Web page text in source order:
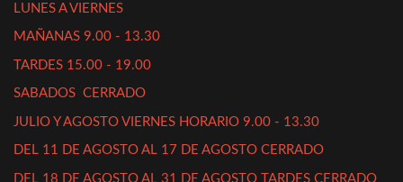
LUNES A VIERNES
MAÑANAS 9.00 - 13.30
TARDES 15.00 - 19.00
SABADOS CERRADO
JULIO Y AGOSTO VIERNES HORARIO 9.00 - 13.30
DEL 11 DE AGOSTO AL 17 DE AGOSTO CERRADO
DEL 18 DE AGOSTO AL 31 DE AGOSTO TARDES CERRADO